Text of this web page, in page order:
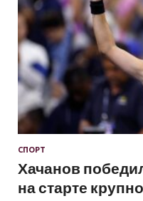
СПОРТ
Хачанов
на старте